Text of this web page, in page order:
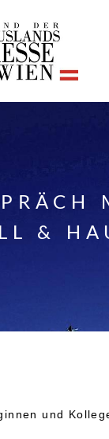
&
und